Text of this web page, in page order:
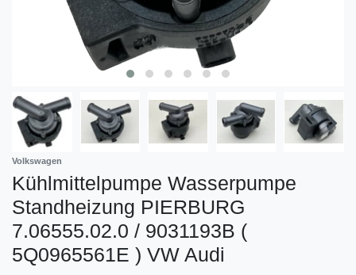
Volkswagen
Kühlmittelpumpe Wasserpumpe
Standheizung PIERBURG
7.06555.02.0 / 9031193B (
5Q0965561E ) VW Audi